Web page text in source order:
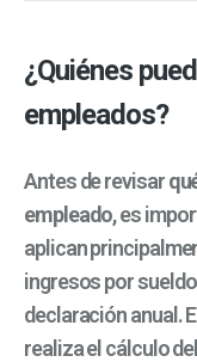
¿Quiénes
empleados?
Antes de revisar
empleado, es
aplican
ingresos por
declaración anual.
realiza el cálculo